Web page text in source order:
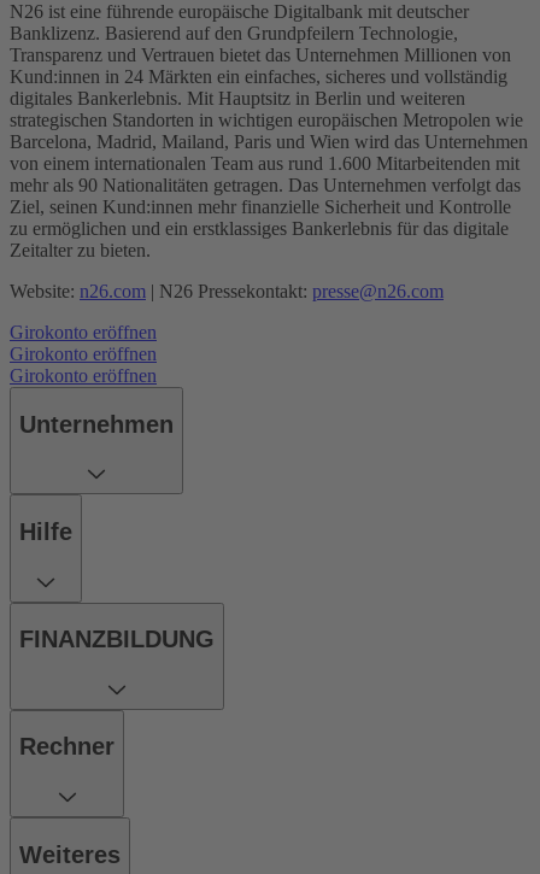
N26 ist eine führende europäische Digitalbank mit deutscher
Banklizenz. Basierend auf den Grundpfeilern Technologie,
Transparenz und Vertrauen bietet das Unternehmen Millionen von
Kund:innen in 24 Märkten ein einfaches, sicheres und vollständig
digitales Bankerlebnis. Mit Hauptsitz in Berlin und weiteren
strategischen Standorten in wichtigen europäischen Metropolen wie
Barcelona, Madrid, Mailand, Paris und Wien wird das Unternehmen
von einem internationalen Team aus rund 1.600 Mitarbeitenden mit
mehr als 90 Nationalitäten getragen. Das Unternehmen verfolgt das
Ziel, seinen Kund:innen mehr finanzielle Sicherheit und Kontrolle
zu ermöglichen und ein erstklassiges Bankerlebnis für das digitale
Zeitalter zu bieten.
Website: n26.com | N26 Pressekontakt: presse@n26.com
Girokonto eröffnen
Girokonto eröffnen
Girokonto eröffnen
Unternehmen
Hilfe
FINANZBILDUNG
Rechner
Weiteres